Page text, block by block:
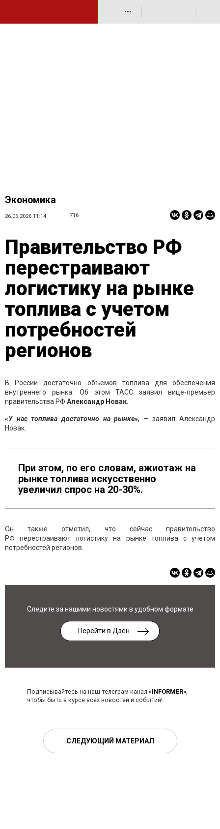
•••
Экономика
26.06.2026 11:14 716
Правительство РФ
перестраивают
логистику на рынке
топлива с учетом
потребностей
регионов
В России достаточно объемов топлива для обеспечения
внутреннего рынка. Об этом ТАСС заявил вице-премьер
правительства РФ Александр Новак.
«У нас топлива достаточно на рынке», — заявил Александр
Новак.
При этом, по его словам, ажиотаж на
рынке топлива искусственно
увеличил спрос на 20-30%.
Он также отметил, что сейчас правительство
РФ перестраивают логистику на рынке топлива с учетом
потребностей регионов.
Следите за нашими новостями в удобном формате
Перейти в Дзен
Подписывайтесь на наш телеграм-канал «INFORMER»,
чтобы быть в курсе всех новостей и событий!
СЛЕДУЮЩИЙ МАТЕРИАЛ